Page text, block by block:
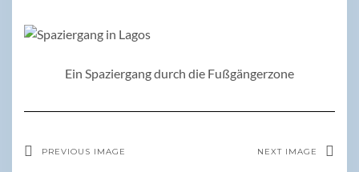
Ein Spaziergang durch die Fußgängerzone
PREVIOUS IMAGE NEXT IMAGE